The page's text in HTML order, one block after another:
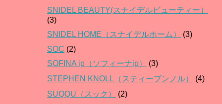
SNIDEL BEAUTY(スナイデルビューティー）
(3)
SNIDEL HOME（スナイデルホーム）
(3)
SOC (2)
SOFINA ip（ソフィーナip）
(3)
STEPHEN KNOLL（スティーブンノル）
(4)
SUQQU（スック）
(2)